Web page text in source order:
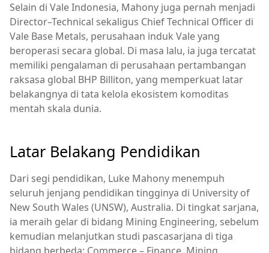
Selain di Vale Indonesia, Mahony juga pernah menjadi
Director–Technical sekaligus Chief Technical Officer di
Vale Base Metals, perusahaan induk Vale yang
beroperasi secara global. Di masa lalu, ia juga tercatat
memiliki pengalaman di perusahaan pertambangan
raksasa global BHP Billiton, yang memperkuat latar
belakangnya di tata kelola ekosistem komoditas
mentah skala dunia.
Latar Belakang Pendidikan
Dari segi pendidikan, Luke Mahony menempuh
seluruh jenjang pendidikan tingginya di University of
New South Wales (UNSW), Australia. Di tingkat sarjana,
ia meraih gelar di bidang Mining Engineering, sebelum
kemudian melanjutkan studi pascasarjana di tiga
bidang berbeda: Commerce – Finance, Mining